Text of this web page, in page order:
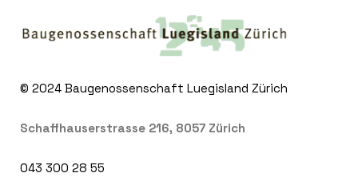
© 2024 Baugenossenschaft Luegisland Zürich
Schaffhauserstrasse 216, 8057 Zürich
043 300 28 55